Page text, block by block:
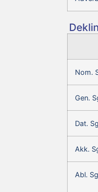
Nom.
Gen.
Dat.
Akk.
Abl.